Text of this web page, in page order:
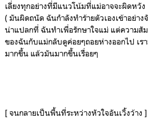
เลี่ยงทุกอย่างที่มีแนวโน้มที่แม่อาจจะผิดหวัง
( มันผิดถนัด ฉันกำลังทำร้ายตัวเองเข้าอย่าง
น่าแปลกที่ ฉันทำเพื่อรักษาใจแม่ แต่ความสั
ของฉันกับแม่กลับดูค่อยๆถอยห่างออกไป เร
มากขึ้น แล้วมันมากขึ้นเรื่อยๆ
[ จนกลายเป็นพื้นที่ระหว่างหัวใจอันเวิ้งว้าง ]